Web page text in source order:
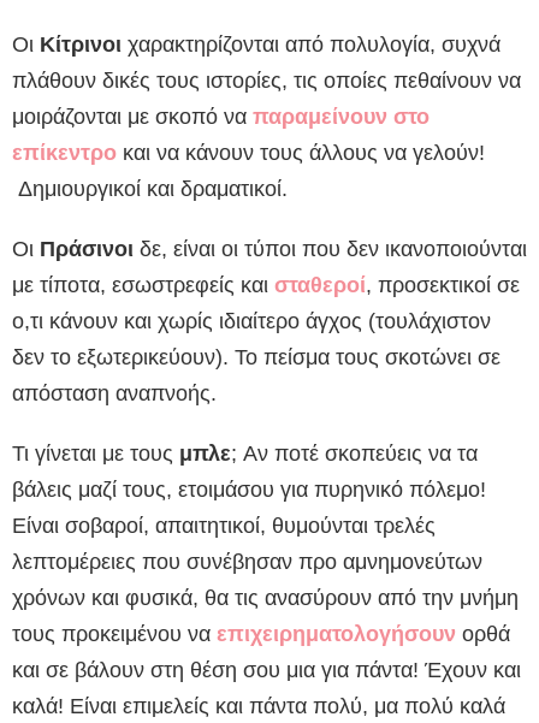
Oι Κίτρινοι χαρακτηρίζονται από πολυλογία, συχνά
πλάθουν δικές τους ιστορίες, τις οποίες πεθαίνουν να
μοιράζονται με σκοπό να παραμείνουν στο
επίκεντρο και να κάνουν τους άλλους να γελούν!
Δημιουργικοί και δραματικοί.
Οι Πράσινοι δε, είναι οι τύποι που δεν ικανοποιούνται
με τίποτα, εσωστρεφείς και σταθεροί, προσεκτικοί σε
ο,τι κάνουν και χωρίς ιδιαίτερο άγχος (τουλάχιστον
δεν το εξωτερικεύουν). Το πείσμα τους σκοτώνει σε
απόσταση αναπνοής.
Τι γίνεται με τους μπλε; Aν ποτέ σκοπεύεις να τα
βάλεις μαζί τους, ετοιμάσου για πυρηνικό πόλεμο!
Είναι σοβαροί, απαιτητικοί, θυμούνται τρελές
λεπτομέρειες που συνέβησαν προ αμνημονεύτων
χρόνων και φυσικά, θα τις ανασύρουν από την μνήμη
τους προκειμένου να επιχειρηματολογήσουν ορθά
και σε βάλουν στη θέση σου μια για πάντα! Έχουν και
καλά! Είναι επιμελείς και πάντα πολύ, μα πολύ καλά